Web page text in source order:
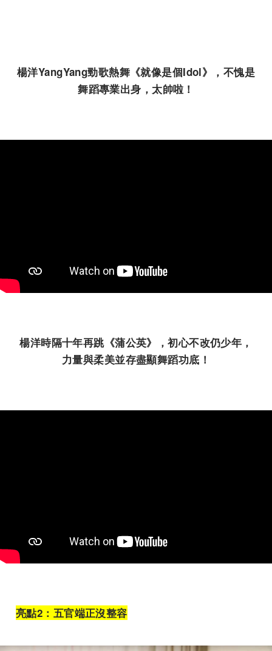
楊洋YangYang勁歌熱舞《就像是個Idol》，不愧是
舞蹈專業出身，太帥啦！
楊洋時隔十年再跳《蒲公英》，初心不改仍少年，
力量與柔美並存盡顯舞蹈功底！
亮點2 ：五官端正沒整容